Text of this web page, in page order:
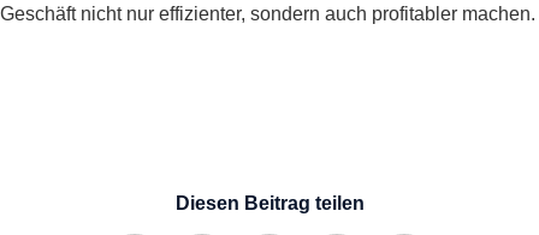
Geschäft nicht nur effizienter, sondern auch profitabler machen.
Diesen Beitrag teilen